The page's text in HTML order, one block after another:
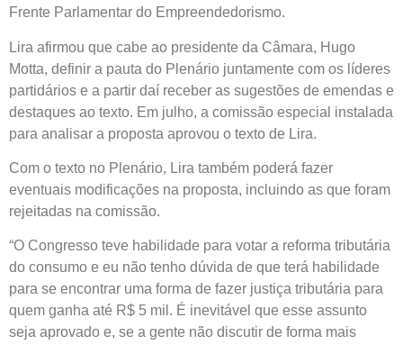
Frente Parlamentar do Empreendedorismo.
Lira afirmou que cabe ao presidente da Câmara, Hugo
Motta, definir a pauta do Plenário juntamente com os líderes
partidários e a partir daí receber as sugestões de emendas e
destaques ao texto. Em julho, a comissão especial instalada
para analisar a proposta aprovou o texto de Lira.
Com o texto no Plenário, Lira também poderá fazer
eventuais modificações na proposta, incluindo as que foram
rejeitadas na comissão.
“O Congresso teve habilidade para votar a reforma tributária
do consumo e eu não tenho dúvida de que terá habilidade
para se encontrar uma forma de fazer justiça tributária para
quem ganha até R$ 5 mil. É inevitável que esse assunto
seja aprovado e, se a gente não discutir de forma mais